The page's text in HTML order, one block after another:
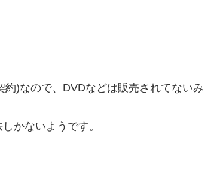
)なので、DVDなどは販売されてないみ
かないようです。